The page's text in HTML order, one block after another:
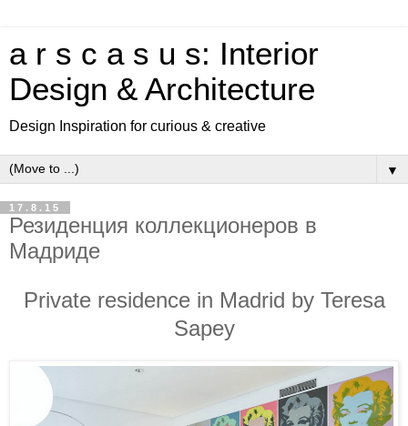
a r s c a s u s: Interior
Design & Architecture
Design Inspiration for curious & creative
▼
17.8.15
Резиденция коллекционеров в
Мадриде
Private residence in Madrid by Teresa
Sapey